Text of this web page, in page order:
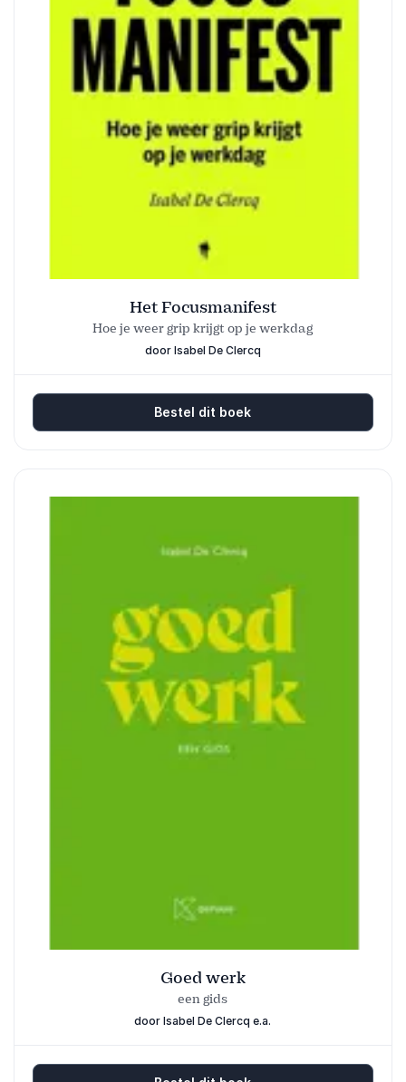
Het Focusmanifest
Hoe je weer grip krijgt op je werkdag
door Isabel De Clercq
Bestel dit boek
Goed werk
een gids
door Isabel De Clercq e.a.